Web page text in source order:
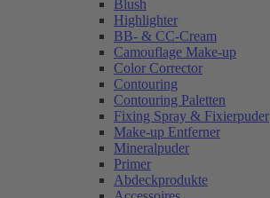
Blush
Highlighter
BB- & CC-Cream
Camouflage Make-up
Color Corrector
Contouring
Contouring Paletten
Fixing Spray & Fixierpuder
Make-up Entferner
Mineralpuder
Primer
Abdeckprodukte